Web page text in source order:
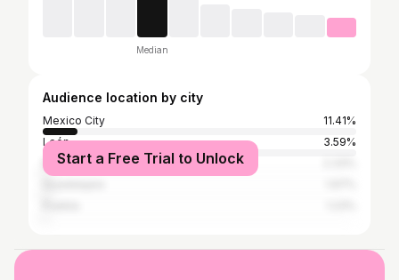
Median
Audience location by city
Mexico City
11.41%
León
3.59%
Monterrey
Start a Free Trial to Unlock